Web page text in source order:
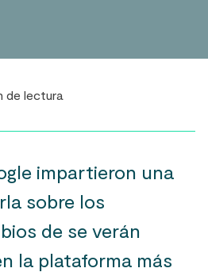
de lectura
impartieron una
sobre los
de se verán
la plataforma más